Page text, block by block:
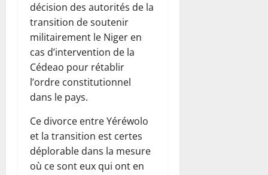
décision des autorités de la
transition de soutenir
militairement le Niger en
cas d’intervention de la
Cédeao pour rétablir
l’ordre constitutionnel
dans le pays.
Ce divorce entre Yéréwolo
et la transition est certes
déplorable dans la mesure
où ce sont eux qui ont en